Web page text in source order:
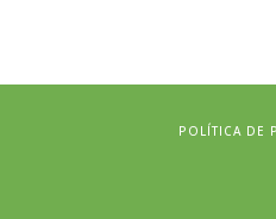
POLÍTICA DE